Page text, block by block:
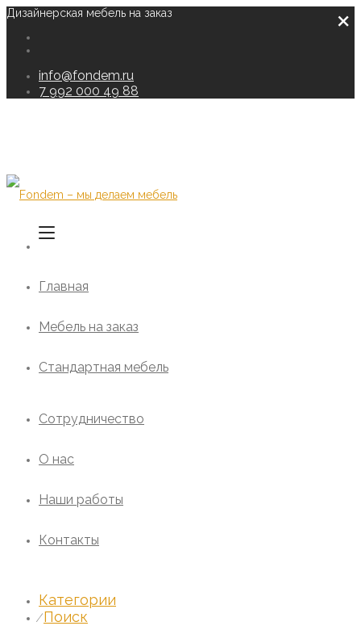
Дизайнерская мебель на заказ
info@fondem.ru
7 992 000 49 88
Главная
Мебель на заказ
Стандартная мебель
Сотрудничество
О нас
Наши работы
Контакты
Категории
⁄ Поиск
×